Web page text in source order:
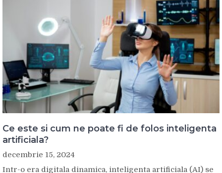
Ce este si cum ne poate fi de folos inteligenta
artificiala?
decembrie 15, 2024
Intr-o era digitala dinamica, inteligenta artificiala (AI) se